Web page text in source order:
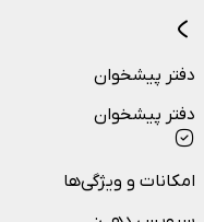
دفتر پیشخوان
دفتر پیشخوان
امکانات و ویژگی‌ها